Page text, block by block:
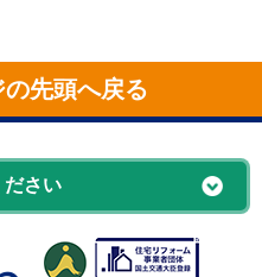
先頭へ戻る